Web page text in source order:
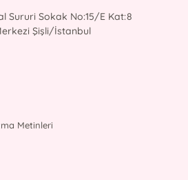
Sururi Sokak No:15/E Kat:8
Şişli/İstanbul
Metinleri